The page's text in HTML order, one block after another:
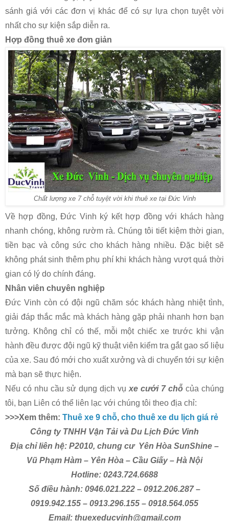
sánh giá với các đơn vị khác để có sự lựa chọn tuyệt vời
nhất cho sự kiện sắp diễn ra.
Hợp đồng thuê xe đơn giản
Chất lượng xe 7 chỗ tuyệt vời khi thuê xe tại Đức Vinh
Về hợp đồng, Đức Vinh ký kết hợp đồng với khách hàng
nhanh chóng, không rườm rà. Chúng tôi tiết kiệm thời gian,
tiền bạc và công sức cho khách hàng nhiều. Đặc biệt sẽ
không phát sinh thêm phụ phí khi khách hàng vượt quá thời
gian có lý do chính đáng.
Nhân viên chuyên nghiệp
Đức Vinh còn có đội ngũ chăm sóc khách hàng nhiệt tình,
giải đáp thắc mắc mà khách hàng gặp phải nhanh hơn bạn
tưởng. Không chỉ có thế, mỗi một chiếc xe trước khi vận
hành đều được đội ngũ kỹ thuật viên kiểm tra gắt gao số liệu
của xe. Sau đó mới cho xuất xưởng và di chuyển tới sự kiện
mà bạn sẽ thực hiện.
Nếu có nhu cầu sử dụng dịch vụxe cưới 7 chỗ của chúng
tôi, bạn Liên có thể liên lạc với chúng tôi theo địa chỉ:
>>>Xem thêm: Thuê xe 9 chỗ, cho thuê xe du lịch giá rẻ
Công ty TNHH Vận Tải và Du Lịch Đức Vinh
Địa chỉ liên hệ: P2010, chung cư Yên Hòa SunShine –
Vũ Phạm Hàm – Yên Hòa – Cầu Giấy – Hà Nội
Hotline: 0243.724.6688
Số điều hành: 0946.021.222 – 0912.206.287 –
0919.942.155 – 0913.296.155 – 0918.564.055
Email: thuexeducvinh@gmail.com